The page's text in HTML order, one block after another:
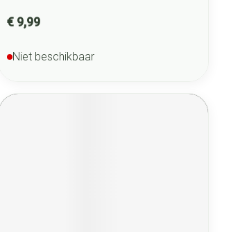
€ 9,99
Niet beschikbaar